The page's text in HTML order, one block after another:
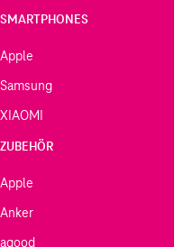
SMARTPHONES
Apple
Samsung
XIAOMI
ZUBEHÖR
Apple
Anker
agood